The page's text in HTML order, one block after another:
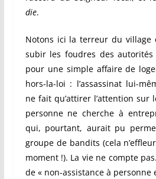
die.
Notons ici la terreur du
subir les foudres des
pour une simple affaire de
hors-la-loi : l’assassinat lui-
ne fait qu’attirer l’attention sur
personne ne cherche à
qui, pourtant, aurait pu
groupe de bandits (cela
moment !). La vie ne compte
de « non-assistance à personne